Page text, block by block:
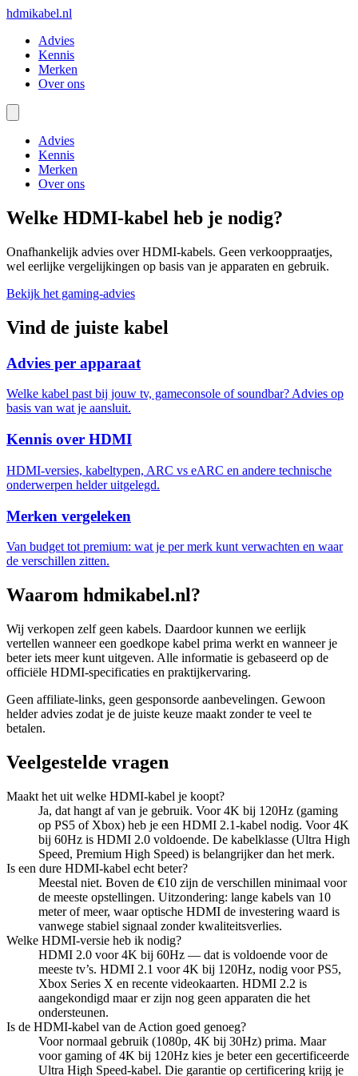
hdmikabel.nl
Advies
Kennis
Merken
Over ons
Advies
Kennis
Merken
Over ons
Welke HDMI-kabel heb je nodig?
Onafhankelijk advies over HDMI-kabels. Geen verkooppraatjes,
wel eerlijke vergelijkingen op basis van je apparaten en gebruik.
Bekijk het gaming-advies
Vind de juiste kabel
Advies per apparaat
Welke kabel past bij jouw tv, gameconsole of soundbar? Advies op
basis van wat je aansluit.
Kennis over HDMI
HDMI-versies, kabeltypen, ARC vs eARC en andere technische
onderwerpen helder uitgelegd.
Merken vergeleken
Van budget tot premium: wat je per merk kunt verwachten en waar
de verschillen zitten.
Waarom hdmikabel.nl?
Wij verkopen zelf geen kabels. Daardoor kunnen we eerlijk
vertellen wanneer een goedkope kabel prima werkt en wanneer je
beter iets meer kunt uitgeven. Alle informatie is gebaseerd op de
officiële HDMI-specificaties en praktijkervaring.
Geen affiliate-links, geen gesponsorde aanbevelingen. Gewoon
helder advies zodat je de juiste keuze maakt zonder te veel te
betalen.
Veelgestelde vragen
Maakt het uit welke HDMI-kabel je koopt?
Ja, dat hangt af van je gebruik. Voor 4K bij 120Hz (gaming
op PS5 of Xbox) heb je een HDMI 2.1-kabel nodig. Voor 4K
bij 60Hz is HDMI 2.0 voldoende. De kabelklasse (Ultra High
Speed, Premium High Speed) is belangrijker dan het merk.
Is een dure HDMI-kabel echt beter?
Meestal niet. Boven de €10 zijn de verschillen minimaal voor
de meeste opstellingen. Uitzondering: lange kabels van 10
meter of meer, waar optische HDMI de investering waard is
vanwege stabiel signaal zonder kwaliteitsverlies.
Welke HDMI-versie heb ik nodig?
HDMI 2.0 voor 4K bij 60Hz — dat is voldoende voor de
meeste tv’s. HDMI 2.1 voor 4K bij 120Hz, nodig voor PS5,
Xbox Series X en recente videokaarten. HDMI 2.2 is
aangekondigd maar er zijn nog geen apparaten die het
ondersteunen.
Is de HDMI-kabel van de Action goed genoeg?
Voor normaal gebruik (1080p, 4K bij 30Hz) prima. Maar
voor gaming of 4K bij 120Hz kies je beter een gecertificeerde
Ultra High Speed-kabel. Die garantie op certificering krijg je